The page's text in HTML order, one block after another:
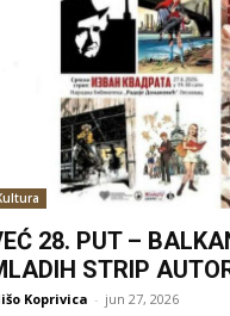
28. PUT –
STRIP
Koprivica - jun 27, 2026